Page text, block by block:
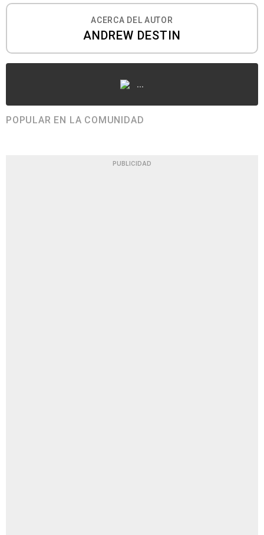
ACERCA DEL AUTOR
ANDREW DESTIN
...
POPULAR EN LA COMUNIDAD
PUBLICIDAD